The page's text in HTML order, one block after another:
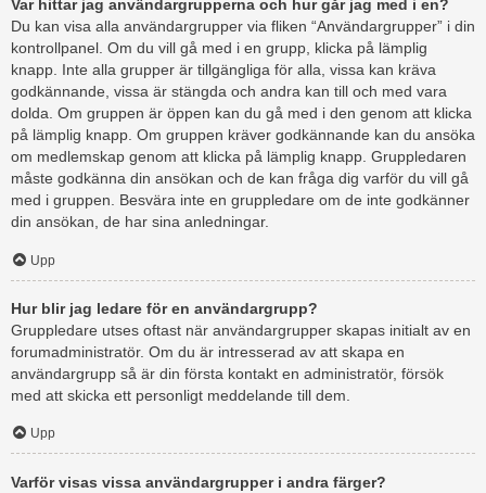
Var hittar jag användargrupperna och hur går jag med i en?
Du kan visa alla användargrupper via fliken “Användargrupper” i din
kontrollpanel. Om du vill gå med i en grupp, klicka på lämplig
knapp. Inte alla grupper är tillgängliga för alla, vissa kan kräva
godkännande, vissa är stängda och andra kan till och med vara
dolda. Om gruppen är öppen kan du gå med i den genom att klicka
på lämplig knapp. Om gruppen kräver godkännande kan du ansöka
om medlemskap genom att klicka på lämplig knapp. Gruppledaren
måste godkänna din ansökan och de kan fråga dig varför du vill gå
med i gruppen. Besvära inte en gruppledare om de inte godkänner
din ansökan, de har sina anledningar.
Upp
Hur blir jag ledare för en användargrupp?
Gruppledare utses oftast när användargrupper skapas initialt av en
forumadministratör. Om du är intresserad av att skapa en
användargrupp så är din första kontakt en administratör, försök
med att skicka ett personligt meddelande till dem.
Upp
Varför visas vissa användargrupper i andra färger?